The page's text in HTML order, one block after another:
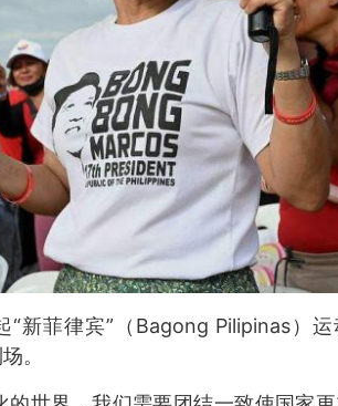
新菲律宾”（Bagong Pilipinas）
。